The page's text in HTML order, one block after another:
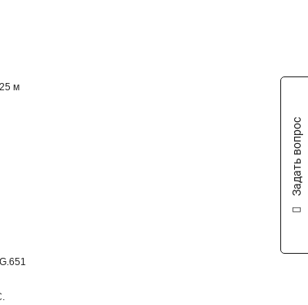
м
Задать вопрос